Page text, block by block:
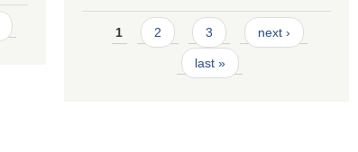
Pages
1 2 3 next ›
last »